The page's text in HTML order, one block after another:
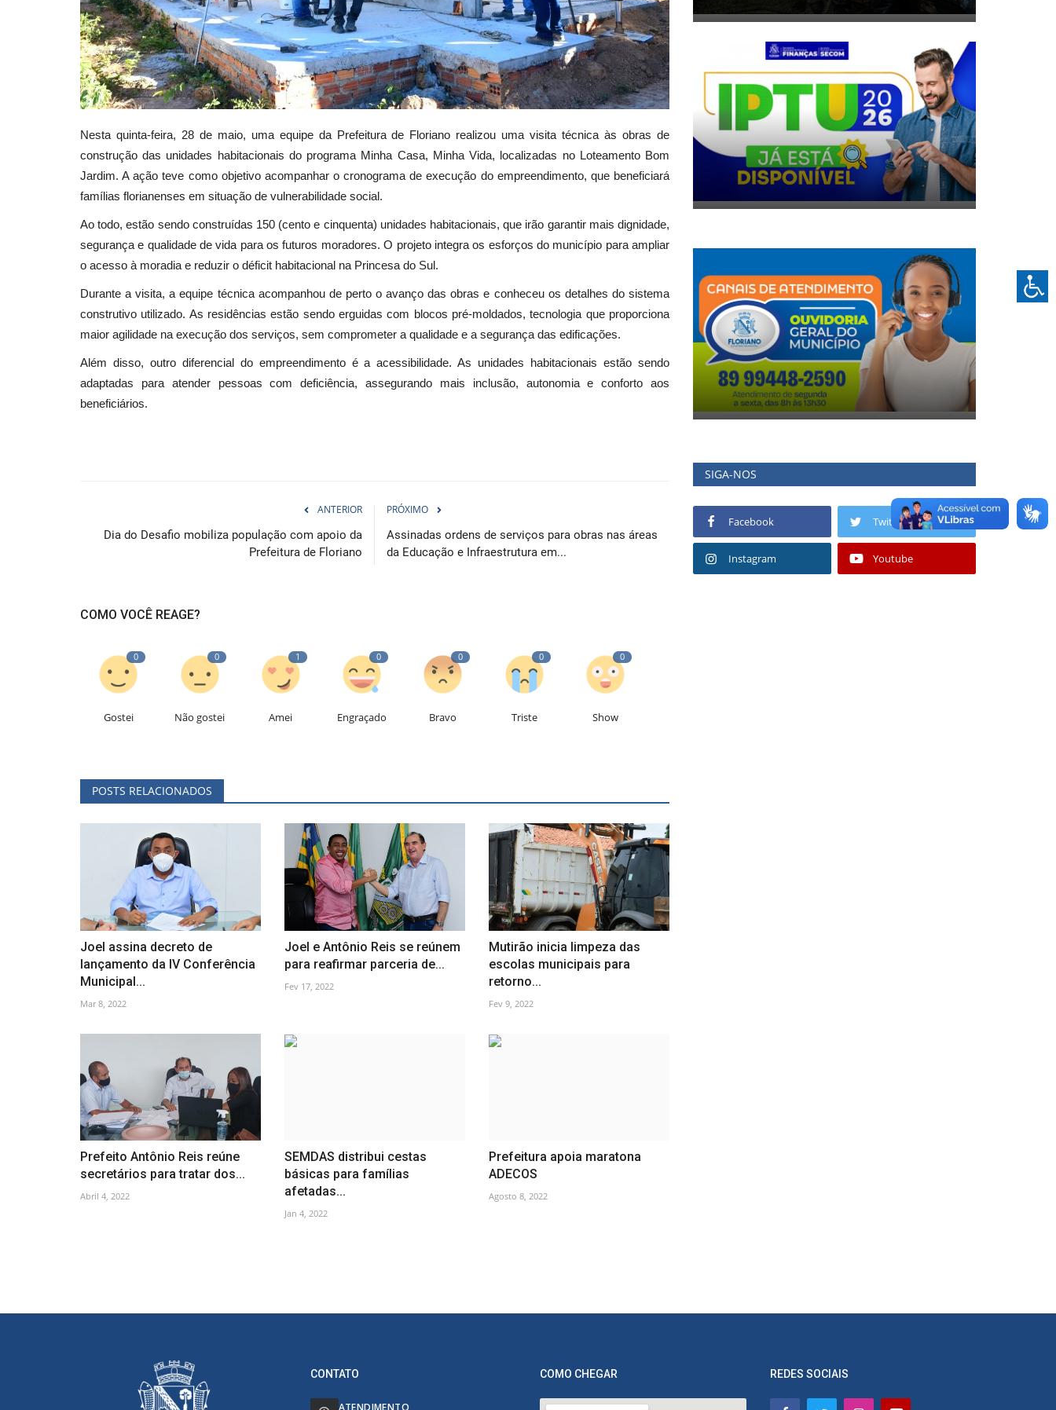
Nesta quinta-feira, 28 de maio, uma equipe da Prefeitura de Floriano realizou uma visita técnica às obras de
construção das unidades habitacionais do programa Minha Casa, Minha Vida, localizadas no Loteamento Bom
Jardim. A ação teve como objetivo acompanhar o cronograma de execução do empreendimento, que beneficiará
famílias florianenses em situação de vulnerabilidade social.
Ao todo, estão sendo construídas 150 (cento e cinquenta) unidades habitacionais, que irão garantir mais dignidade,
segurança e qualidade de vida para os futuros moradores. O projeto integra os esforços do município para ampliar
o acesso à moradia e reduzir o déficit habitacional na Princesa do Sul.
Durante a visita, a equipe técnica acompanhou de perto o avanço das obras e conheceu os detalhes do sistema
construtivo utilizado. As residências estão sendo erguidas com blocos pré-moldados, tecnologia que proporciona
maior agilidade na execução dos serviços, sem comprometer a qualidade e a segurança das edificações.
Além disso, outro diferencial do empreendimento é a acessibilidade. As unidades habitacionais estão sendo
adaptadas para atender pessoas com deficiência, assegurando mais inclusão, autonomia e conforto aos
beneficiários.
ANTERIOR
Dia do Desafio mobiliza população com apoio da
Prefeitura de Floriano
PRÓXIMO
Assinadas ordens de serviços para obras nas áreas
da Educação e Infraestrutura em...
COMO VOCÊ REAGE?
0
Gostei
0
Não gostei
1
Amei
0
Engraçado
0
Bravo
0
Triste
0
Show
POSTS RELACIONADOS
Joel assina decreto de
lançamento da IV Conferência
Municipal...
Mar 8, 2022
Joel e Antônio Reis se reúnem
para reafirmar parceria de...
Fev 17, 2022
Mutirão inicia limpeza das
escolas municipais para
retorno...
Fev 9, 2022
Prefeito Antônio Reis reúne
secretários para tratar dos...
Abril 4, 2022
SEMDAS distribui cestas
básicas para famílias
afetadas...
Jan 4, 2022
Prefeitura apoia maratona
ADECOS
Agosto 8, 2022
SIGA-NOS
Facebook Twitter
Instagram Youtube
CONTATO COMO CHEGAR REDES SOCIAIS